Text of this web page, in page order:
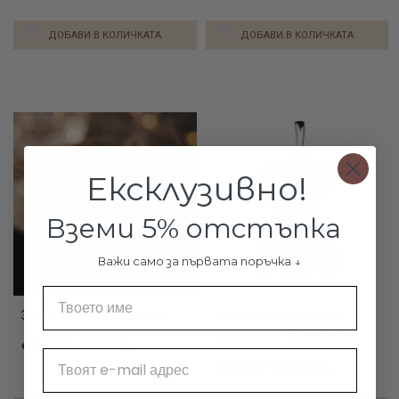
ДОБАВИ В КОЛИЧКАТА ДОБАВИ В КОЛИЧКАТА
Златна гривна с Ангелче
€124.80 / 244.09лв.
Ексклузивно!
Вземи 5% отстъпка
Важи само за първата поръчка ↓